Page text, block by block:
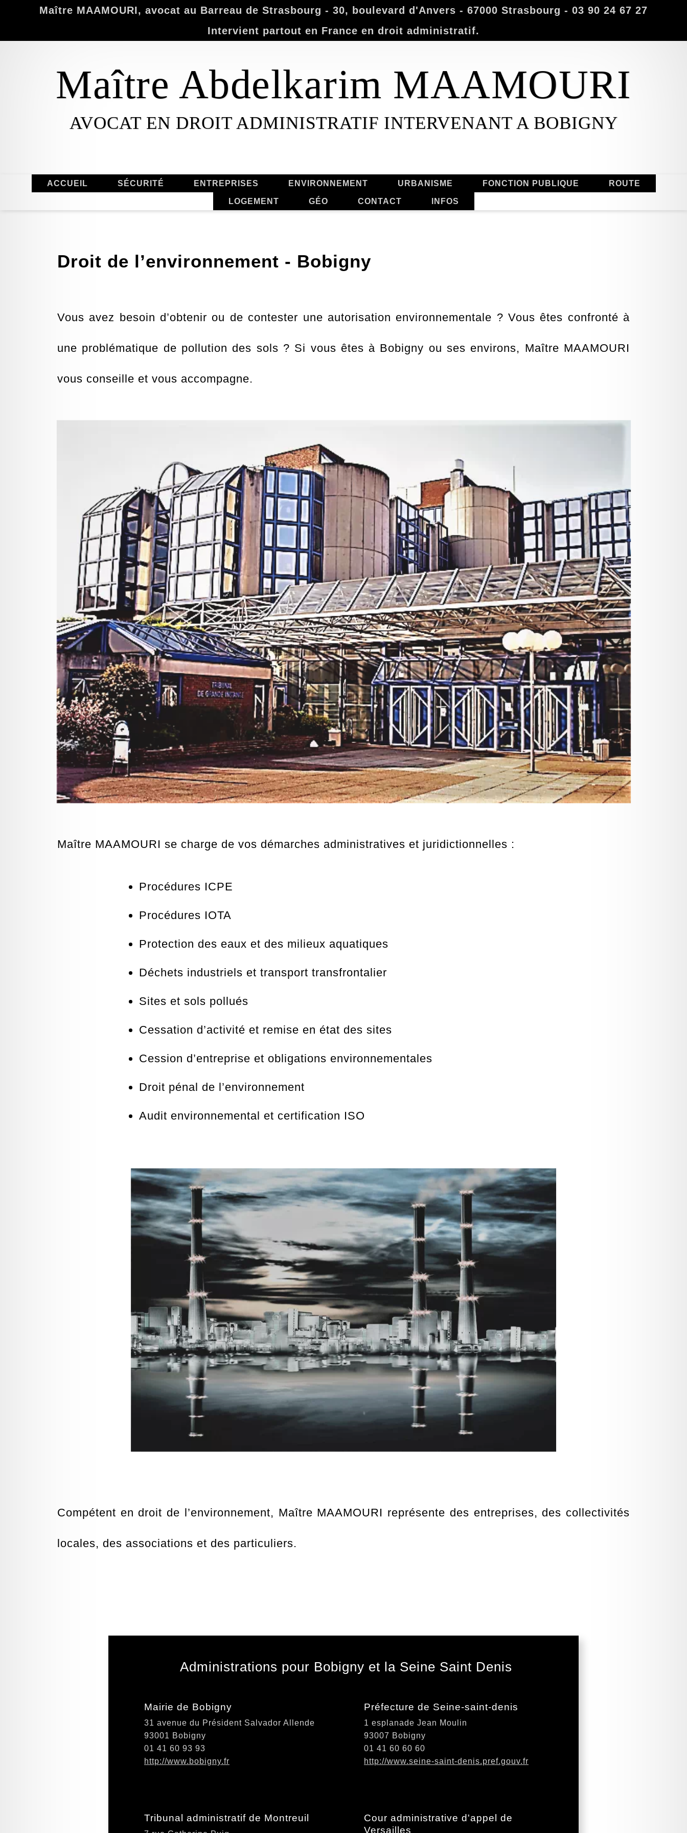
Maître MAAMOURI, avocat au Barreau de Strasbourg - 30, boulevard d'Anvers - 67000 Strasbourg - 03 90 24 67 27
Intervient partout en France en droit administratif.
Maître Abdelkarim MAAMOURI
AVOCAT EN DROIT ADMINISTRATIF INTERVENANT A BOBIGNY
ACCUEIL SÉCURITÉ ENTREPRISES ENVIRONNEMENT URBANISME FONCTION PUBLIQUE ROUTE
LOGEMENT GÉO CONTACT INFOS
Droit de l’environnement - Bobigny
Vous avez besoin d’obtenir ou de contester une autorisation environnementale ? Vous êtes confronté à
une problématique de pollution des sols ? Si vous êtes à Bobigny ou ses environs, Maître MAAMOURI
vous conseille et vous accompagne.
Maître MAAMOURI se charge de vos démarches administratives et juridictionnelles :
Procédures ICPE
Procédures IOTA
Protection des eaux et des milieux aquatiques
Déchets industriels et transport transfrontalier
Sites et sols pollués
Cessation d’activité et remise en état des sites
Cession d’entreprise et obligations environnementales
Droit pénal de l’environnement
Audit environnemental et certification ISO
Compétent en droit de l’environnement, Maître MAAMOURI représente des entreprises, des collectivités
locales, des associations et des particuliers.
Administrations pour Bobigny et la Seine Saint Denis
Mairie de Bobigny
31 avenue du Président Salvador Allende
93001 Bobigny
01 41 60 93 93
http://www.bobigny.fr
Préfecture de Seine-saint-denis
1 esplanade Jean Moulin
93007 Bobigny
01 41 60 60 60
http://www.seine-saint-denis.pref.gouv.fr
Tribunal administratif de Montreuil
Cour administrative d'appel de
Versailles